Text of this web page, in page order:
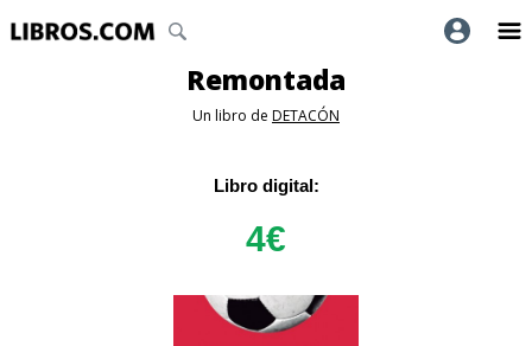
Remontada
Un libro de DETACÓN
Libro digital:
4€